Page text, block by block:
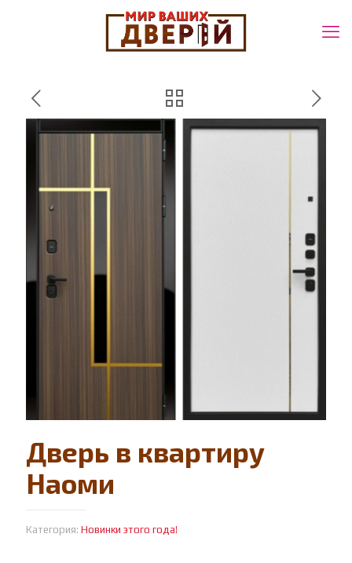
Дверь в квартиру
Наоми
Категория: Новинки этого года!